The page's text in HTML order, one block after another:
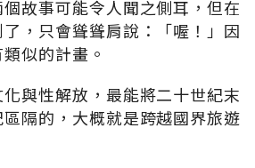
故事可能令人聞之側耳，但在
，只會聳聳肩說：「喔！」因
似的計畫。
與性解放，最能將二十世紀末
隔的，大概就是跨越國界旅遊